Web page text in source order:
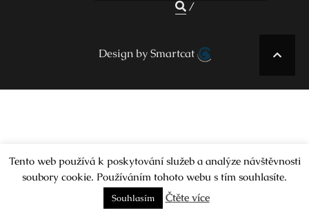
Design by Smartcat
Tento web používá k poskytování služeb a analýze návštěvnosti
soubory cookie. Používáním tohoto webu s tím souhlasíte.
Souhlasím Čtěte více